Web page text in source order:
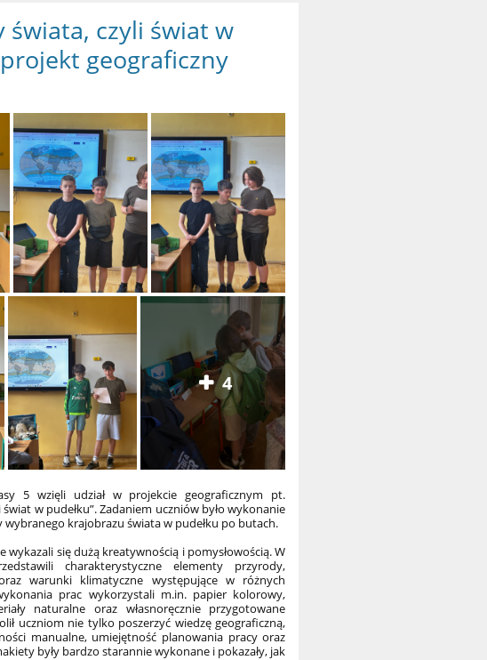
świata, czyli świat w
projekt geograficzny
4
5 wzięli udział w projekcie geograficznym pt.
w pudełku”. Zadaniem uczniów było wykonanie
krajobrazu świata w pudełku po butach.
wykazali się dużą kreatywnością i pomysłowością. W
charakterystyczne elementy przyrody,
warunki klimatyczne występujące w różnych
prac wykorzystali m.in. papier kolorowy,
naturalne oraz własnoręcznie przygotowane
uczniom nie tylko poszerzyć wiedzę geograficzną,
manualne, umiejętność planowania pracy oraz
były bardzo starannie wykonane i pokazały, jak